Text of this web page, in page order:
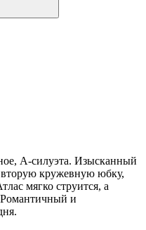
А-силуэта. Изысканный
вторую кружевную юбку,
мягко струится, а
Романтичный и